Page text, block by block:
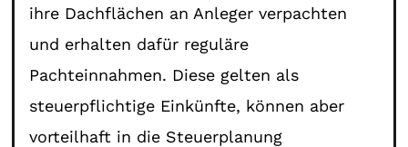
ihre Dachflächen an Anleger verpachten
und erhalten dafür reguläre
Pachteinnahmen. Diese gelten als
steuerpflichtige Einkünfte, können aber
vorteilhaft in die Steuerplanung